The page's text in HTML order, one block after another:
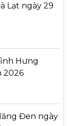
Lạt ngày 29
Hưng
2026
Đen ngày